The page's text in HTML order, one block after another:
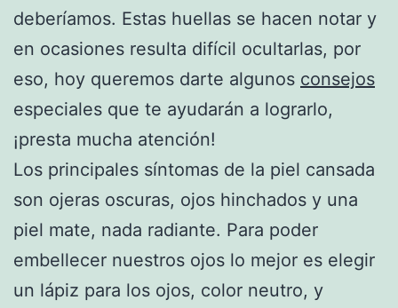
deberíamos. Estas huellas se hacen notar y
en ocasiones resulta difícil ocultarlas, por
eso, hoy queremos darte algunos consejos
especiales que te ayudarán a lograrlo,
¡presta mucha atención!
Los principales síntomas de la piel cansada
son ojeras oscuras, ojos hinchados y una
piel mate, nada radiante. Para poder
embellecer nuestros ojos lo mejor es elegir
un lápiz para los ojos, color neutro, y